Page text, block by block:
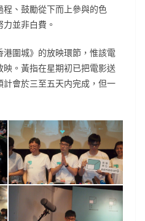
、鼓勵從下而上參與的色
並非白費。
圍城》的放映環節，惟該電
。黃指在星期初已把電影送
會於三至五天内完成，但一